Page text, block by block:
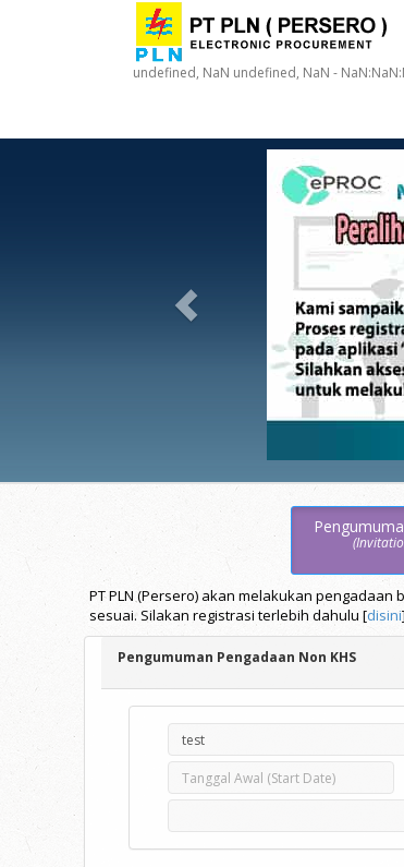
undefined, NaN undefined, NaN -
PT PLN (Persero) akan melakukan
sesuai. Silakan registrasi terlebih dahulu [disini
Pengumuman Pengadaan Non KHS